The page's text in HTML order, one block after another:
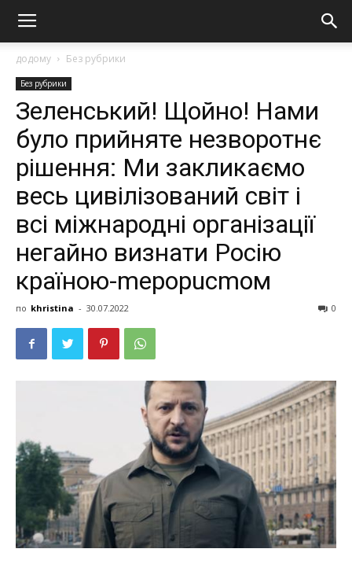
додому Без рубрики
Без рубрики
Зеленський! Щойно! Нами
було прийняте незворотнє
рішення: Ми закликаємо
весь цивілізований світ і
всі міжнародні організації
негайно визнати Росію
країною-mерoрuсmoм
по khristina - 30.07.2022 0